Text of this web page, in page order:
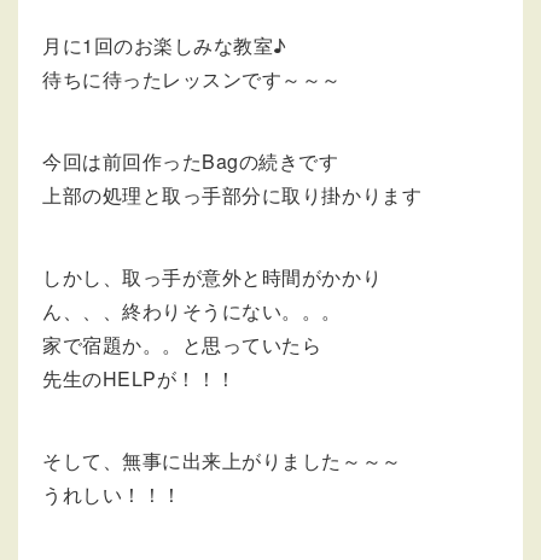
月に1回のお楽しみな教室♪
待ちに待ったレッスンです～～～
今回は前回作ったBagの続きです
上部の処理と取っ手部分に取り掛かります
しかし、取っ手が意外と時間がかかり
ん、、、終わりそうにない。。。
家で宿題か。。と思っていたら
先生のHELPが！！！
そして、無事に出来上がりました～～～
うれしい！！！